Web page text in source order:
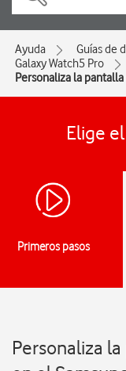
Ayuda Guías de
Galaxy Watch5 Pro
Personaliza la
Elige
Primeros pasos
Personaliza